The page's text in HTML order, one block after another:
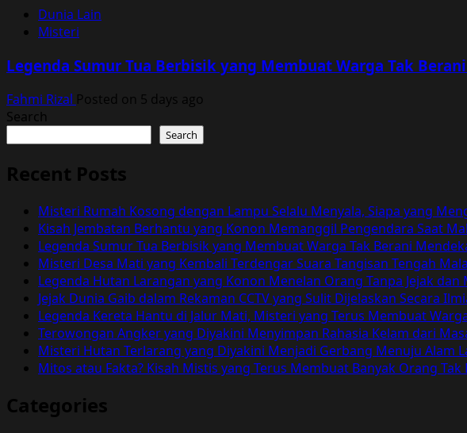
Dunia Lain
Misteri
Legenda Sumur Tua Berbisik yang Membuat Warga Tak
Fahmi Rizal Posted on 5 days ago
Search
Search
Recent Posts
Misteri Rumah Kosong dengan Lampu Selalu Menyala, Siapa yang
Kisah Jembatan Berhantu yang Konon Memanggil Pengendara Saat
Legenda Sumur Tua Berbisik yang Membuat Warga Tak Berani
Misteri Desa Mati yang Kembali Terdengar Suara Tangisan Tengah
Legenda Hutan Larangan yang Konon Menelan Orang Tanpa Jejak
Jejak Dunia Gaib dalam Rekaman CCTV yang Sulit Dijelaskan Secara
Legenda Kereta Hantu di Jalur Mati, Misteri yang Terus Membuat
Terowongan Angker yang Diyakini Menyimpan Rahasia Kelam dari
Misteri Hutan Terlarang yang Diyakini Menjadi Gerbang Menuju Alam
Mitos atau Fakta? Kisah Mistis yang Terus Membuat Banyak Orang
Categories